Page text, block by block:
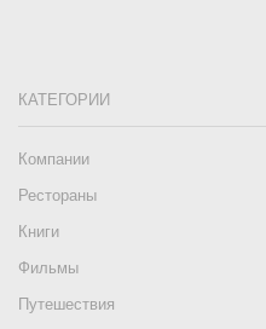
КАТЕГОРИИ
Компании
Рестораны
Книги
Фильмы
Путешествия